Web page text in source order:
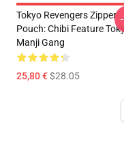
Tokyo Revengers Zipper
Pouch: Chibi Feature
Manji Gang
25,80 €$28.05